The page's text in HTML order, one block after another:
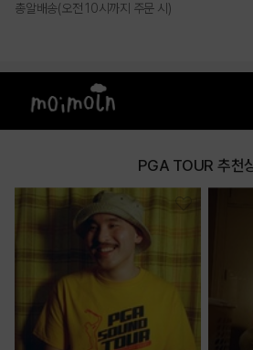
총알배송(오전 10시까지 주문 시)
PGA TOUR 추천